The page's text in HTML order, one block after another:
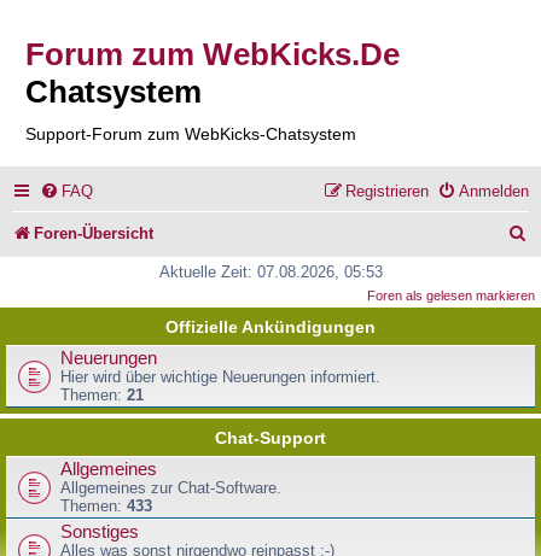
Forum zum WebKicks.De
Chatsystem
Support-Forum zum WebKicks-Chatsystem
FAQ Anmelden
Registrieren
Foren-Übersicht
c
Aktuelle Zeit: 07.08.2026, 05:53
Foren als gelesen markieren
Offizielle Ankündigungen
Neuerungen
Hier wird über wichtige Neuerungen informiert.
Themen: 21
Chat-Support
Allgemeines
Allgemeines zur Chat-Software.
Themen: 433
Sonstiges
Alles was sonst nirgendwo reinpasst ;-)